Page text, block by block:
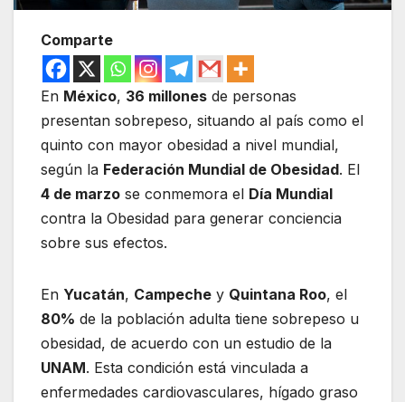
Comparte
En México, 36 millones de personas
presentan sobrepeso, situando al país como el
quinto con mayor obesidad a nivel mundial,
según la Federación Mundial de Obesidad. El
4 de marzo se conmemora el Día Mundial
contra la Obesidad para generar conciencia
sobre sus efectos.
En Yucatán, Campeche y Quintana Roo, el
80% de la población adulta tiene sobrepeso u
obesidad, de acuerdo con un estudio de la
UNAM. Esta condición está vinculada a
enfermedades cardiovasculares, hígado graso